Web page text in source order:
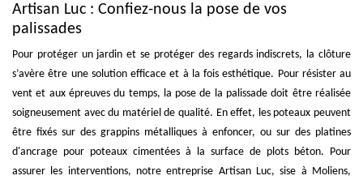
Artisan Luc : Confiez-nous la pose de vos
palissades
Pour protéger un jardin et se protéger des regards indiscrets, la clôture
s’avère être une solution efficace et à la fois esthétique. Pour résister au
vent et aux épreuves du temps, la pose de la palissade doit être réalisée
soigneusement avec du matériel de qualité. En effet, les poteaux peuvent
être fixés sur des grappins métalliques à enfoncer, ou sur des platines
d'ancrage pour poteaux cimentées à la surface de plots béton. Pour
assurer les interventions, notre entreprise Artisan Luc, sise à Moliens,